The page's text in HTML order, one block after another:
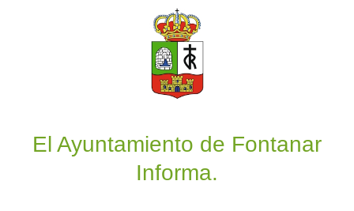
El Ayuntamiento de Fontanar
Informa.